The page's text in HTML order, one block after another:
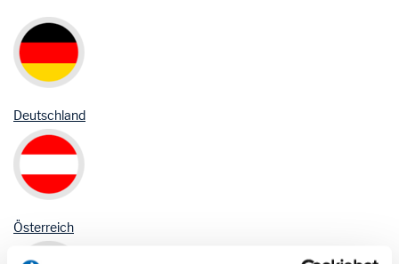
Deutschland
Österreich